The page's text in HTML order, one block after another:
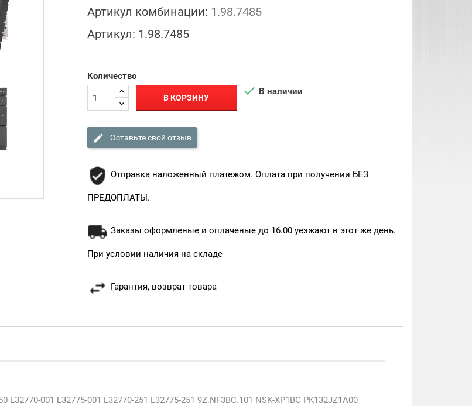
Артикул комбинации: 1.98.7485
Артикул: 1.98.7485
Количество
В КОРЗИНУ  В наличии
Оставьте свой отзыв
Отправка наложенный платежом. Оплата при получении БЕЗ
ПРЕДОПЛАТЫ.
Заказы оформленые и оплаченые до 16.00 уезжают в этот же день.
При условии наличия на складе
Гарантия, возврат товара
L32770-001 L32775-001 L32770-251 L32775-251 9Z.NF3BC.101 NSK-XP1BC PK132JZ1A00